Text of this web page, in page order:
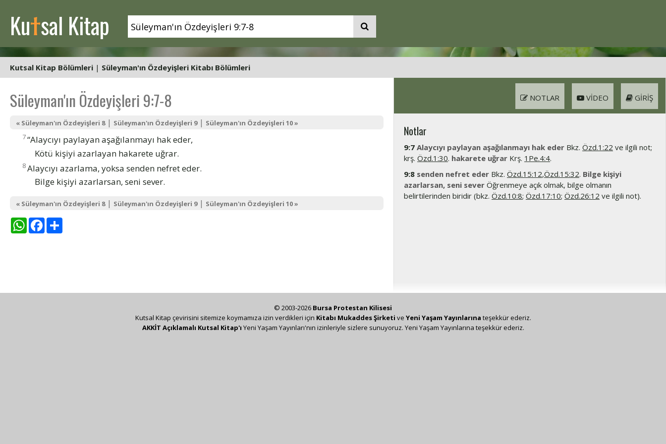
Kutsal Kitap
Kutsal Kitap Bölümleri | Süleyman'ın Özdeyişleri Kitabı Bölümleri
Süleyman'ın Özdeyişleri 9:7-8
« Süleyman'ın Özdeyişleri 8| Süleyman'ın Özdeyişleri 9| Süleyman'ın Özdeyişleri 10 »
7“Alaycıyı paylayan aşağılanmayı hak eder,
Kötü kişiyi azarlayan hakarete uğrar.
8Alaycıyı azarlama, yoksa senden nefret eder.
Bilge kişiyi azarlarsan, seni sever.
« Süleyman'ın Özdeyişleri 8| Süleyman'ın Özdeyişleri 9| Süleyman'ın Özdeyişleri 10 »
WhatsAppFacebook
GIRIŞ
VIDEO
NOTLAR
Notlar
9:7 Alaycıyı paylayan aşağılanmayı hak eder Bkz. Özd.1:22 ve ilgili not;
krş. Özd.1:30. hakarete uğrar Krş. 1Pe.4:4.
9:8 senden nefret eder Bkz. Özd.15:12,Özd.15:32. Bilge kişiyi
azarlarsan, seni sever Öğrenmeye açık olmak, bilge olmanın
belirtilerinden biridir (bkz. Özd.10:8; Özd.17:10; Özd.26:12 ve ilgili not).
© 2003-2026 Bursa Protestan Kilisesi
Kutsal Kitap çevirisini sitemize koymamıza izin verdikleri için Kitabı Mukaddes Şirketi ve Yeni Yaşam Yayınlarına teşekkür ederiz.
AKKİT Açıklamalı Kutsal Kitap'ı Yeni Yaşam Yayınları'nın izinleriyle sizlere sunuyoruz. Yeni Yaşam Yayınlarına teşekkür ederiz.